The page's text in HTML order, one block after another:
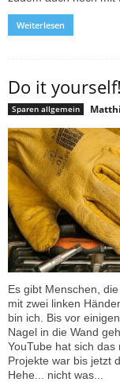
Weiterlesen
Do it yourself!
Sparen allgemein
Es gibt Menschen,
mit zwei linken
bin ich. Bis vor
Nagel in die Wand
YouTube hat sich
Projekte war bis jetzt
Hehe... nicht was...